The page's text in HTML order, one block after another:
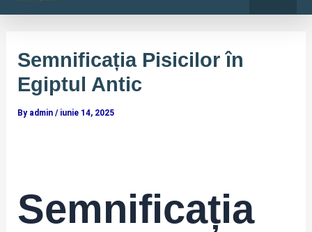
k
a
Semnificația Pisicilor în
Egiptul Antic
By admin / iunie 14, 2025
Semnificația